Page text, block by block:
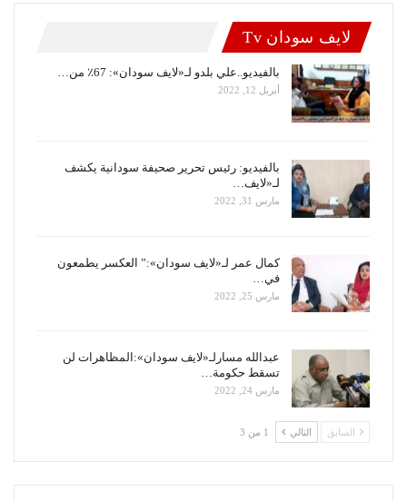
لايف سودان Tv
بالفيديو..علي بلدو لـ«لايف سودان»: 67٪ من…
أبريل 12, 2022
بالفيديو: رئيس تحرير صحيفة سودانية يكشف
لـ«لايف…
مارس 31, 2022
كمال عمر لـ«لايف سودان»:” العكسر يطمعون
في…
مارس 25, 2022
عبدالله مسارلـ«لايف سودان»:المظاهرات لن
تسقط حكومة…
مارس 24, 2022
السابق التالي 1 من 3